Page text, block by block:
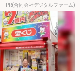
PR(合同会社デジタルファーム)